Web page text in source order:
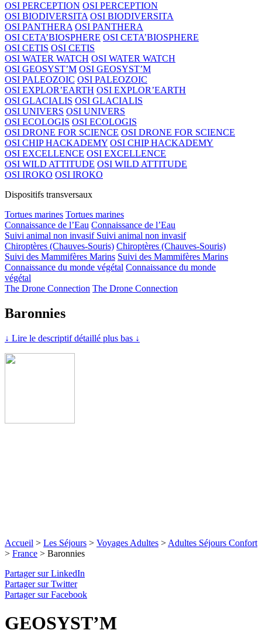
OSI PERCEPTION OSI PERCEPTION
OSI BIODIVERSITA OSI BIODIVERSITA
OSI PANTHERA OSI PANTHERA
OSI CETA’BIOSPHERE OSI CETA’BIOSPHERE
OSI CETIS OSI CETIS
OSI WATER WATCH OSI WATER WATCH
OSI GEOSYST’M OSI GEOSYST’M
OSI PALEOZOIC OSI PALEOZOIC
OSI EXPLOR’EARTH OSI EXPLOR’EARTH
OSI GLACIALIS OSI GLACIALIS
OSI UNIVERS OSI UNIVERS
OSI ECOLOGIS OSI ECOLOGIS
OSI DRONE FOR SCIENCE OSI DRONE FOR SCIENCE
OSI CHIP HACKADEMY OSI CHIP HACKADEMY
OSI EXCELLENCE OSI EXCELLENCE
OSI WILD ATTITUDE OSI WILD ATTITUDE
OSI IROKO OSI IROKO
Dispositifs transversaux
Tortues marines Tortues marines
Connaissance de l’Eau Connaissance de l’Eau
Suivi animal non invasif Suivi animal non invasif
Chiroptères (Chauves-Souris) Chiroptères (Chauves-Souris)
Suivi des Mammifères Marins Suivi des Mammifères Marins
Connaissance du monde végétal Connaissance du monde
végétal
The Drone Connection The Drone Connection
Baronnies
↓ Lire le descriptif détaillé plus bas ↓
Accueil > Les Séjours > Voyages Adultes > Adultes Séjours Confort
> France > Baronnies
Partager sur LinkedIn
Partager sur Twitter
Partager sur Facebook
GEOSYST’M